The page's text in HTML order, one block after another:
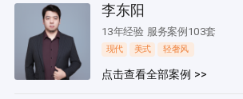
李东阳
13年经验 服务案例103套
现代 美式 轻奢风
点击查看全部案例 >>